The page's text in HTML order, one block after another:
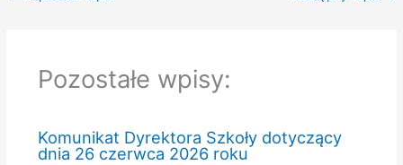
Pozostałe wpisy:
Komunikat Dyrektora Szkoły dotyczący
dnia 26 czerwca 2026 roku